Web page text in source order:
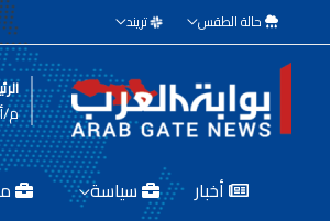
إلى
المحتوى
حالة الطقس تريند
م/
أخبار سياسة